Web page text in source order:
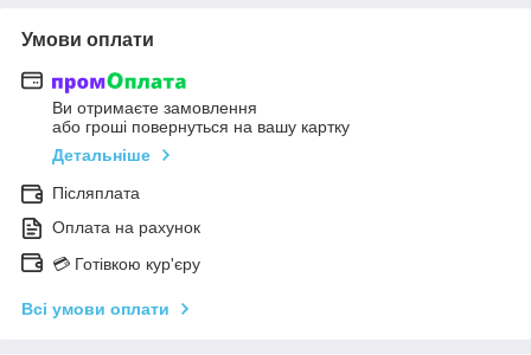
Умови оплати
Ви отримаєте замовлення
або гроші повернуться на вашу картку
Детальніше
Післяплата
Оплата на рахунок
💳 Готівкою кур'єру
Всі умови оплати